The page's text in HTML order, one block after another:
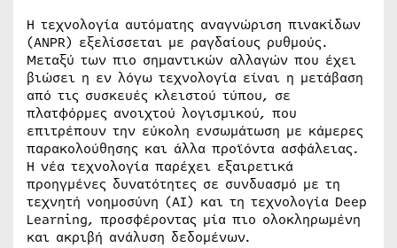
Η τεχνολογία αυτόματης αναγνώριση πινακίδων
(ANPR) εξελίσσεται με ραγδαίους ρυθμούς.
Μεταξύ των πιο σημαντικών αλλαγών που έχει
βιώσει η εν λόγω τεχνολογία είναι η μετάβαση
από τις συσκευές κλειστού τύπου, σε
πλατφόρμες ανοιχτού λογισμικού, που
επιτρέπουν την εύκολη ενσωμάτωση με κάμερες
παρακολούθησης και άλλα προϊόντα ασφάλειας.
Η νέα τεχνολογία παρέχει εξαιρετικά
προηγμένες δυνατότητες σε συνδυασμό με τη
τεχνητή νοημοσύνη (AI) και τη τεχνολογία Deep
Learning, προσφέροντας μία πιο ολοκληρωμένη
και ακριβή ανάλυση δεδομένων.